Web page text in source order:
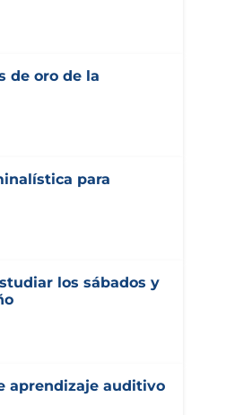
de oro de la
para
los sábados y
aprendizaje auditivo